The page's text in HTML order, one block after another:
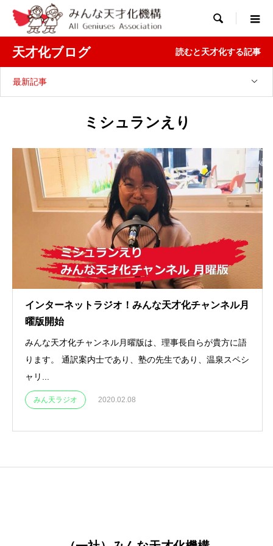

天才化ブログ 読むと天才化する記事
最新記事
ミシュランえり
インターネットラジオ！みんな天才化チャンネル月
曜版開始
みんな天才化チャンネル月曜版は、理事長自らが貴方に語
ります。 通訳案内士であり、塾の先生であり、温泉スペシ
ャリ...
みん天ラジオ 2020.02.08